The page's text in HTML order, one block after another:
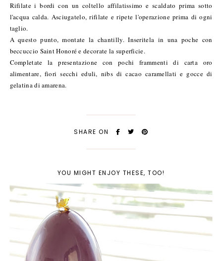
Rifilate i bordi con un coltello affilatissimo e scaldato prima sotto
l'acqua calda. Asciugatelo, rifilate e ripete l'operazione prima di ogni
taglio.
A questo punto, montate la chantilly. Inseritela in una poche con
beccuccio Saint Honoré e decorate la superficie.
Completate la presentazione con pochi frammenti di carta oro
alimentare, fiori secchi eduli, nibs di cacao caramellati e gocce di
gelatina di amarena.
SHARE ON
YOU MIGHT ENJOY THESE, TOO!